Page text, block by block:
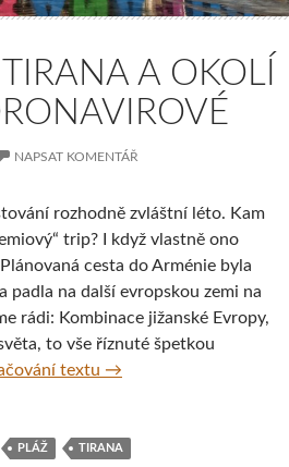
A OKOLÍ
NAPSAT KOMENTÁŘ
rozhodně zvláštní léto. Kam
trip? I když vlastně ono
cesta do Arménie byla
padla na další evropskou zemi na
rádi: Kombinace jižanské Evropy,
to vše říznuté špetkou
textu Albánská Tirana a okolí
→
PLÁŽ TIRANA